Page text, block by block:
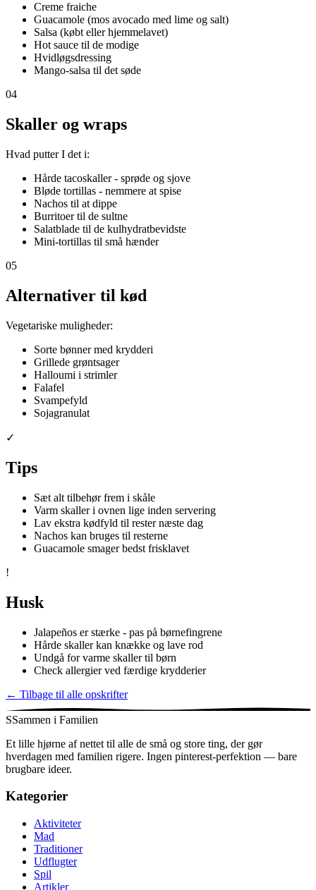
Creme fraiche
Guacamole (mos avocado med lime og salt)
Salsa (købt eller hjemmelavet)
Hot sauce til de modige
Hvidløgsdressing
Mango-salsa til det søde
04
Skaller og wraps
Hvad putter I det i:
Hårde tacoskaller - sprøde og sjove
Bløde tortillas - nemmere at spise
Nachos til at dippe
Burritoer til de sultne
Salatblade til de kulhydratbevidste
Mini-tortillas til små hænder
05
Alternativer til kød
Vegetariske muligheder:
Sorte bønner med krydderi
Grillede grøntsager
Halloumi i strimler
Falafel
Svampefyld
Sojagranulat
✓
Tips
Sæt alt tilbehør frem i skåle
Varm skaller i ovnen lige inden servering
Lav ekstra kødfyld til rester næste dag
Nachos kan bruges til resterne
Guacamole smager bedst frisklavet
!
Husk
Jalapeños er stærke - pas på børnefingrene
Hårde skaller kan knække og lave rod
Undgå for varme skaller til børn
Check allergier ved færdige krydderier
← Tilbage til alle opskrifter
SSammen i Familien
Et lille hjørne af nettet til alle de små og store ting, der gør
hverdagen med familien rigere. Ingen pinterest-perfektion — bare
brugbare ideer.
Kategorier
Aktiviteter
Mad
Traditioner
Udflugter
Spil
Artikler